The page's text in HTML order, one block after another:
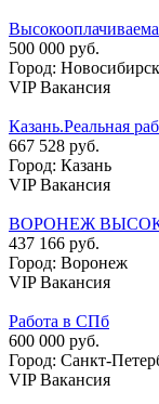
500 000 руб.
Город: Новосибирск
VIP Вакансия
Казань.Реальная
667 528 руб.
Город: Казань
VIP Вакансия
ВОРОНЕЖ
437 166 руб.
Город: Воронеж
VIP Вакансия
Работа в СПб
600 000 руб.
Город: Санкт-
VIP Вакансия